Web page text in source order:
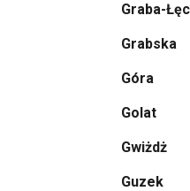
Graba-
Grabska
Góra
Golat
Gwiżdż
Guzek